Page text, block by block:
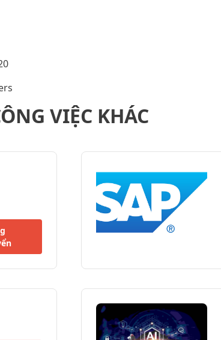
VIỆC KHÁC